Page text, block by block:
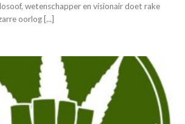
wetenschapper en visionair doet rake
oorlog [...]